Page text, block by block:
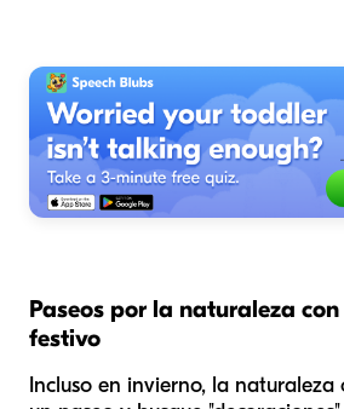
Paseos por la naturaleza
festivo
Incluso en invierno, la naturaleza